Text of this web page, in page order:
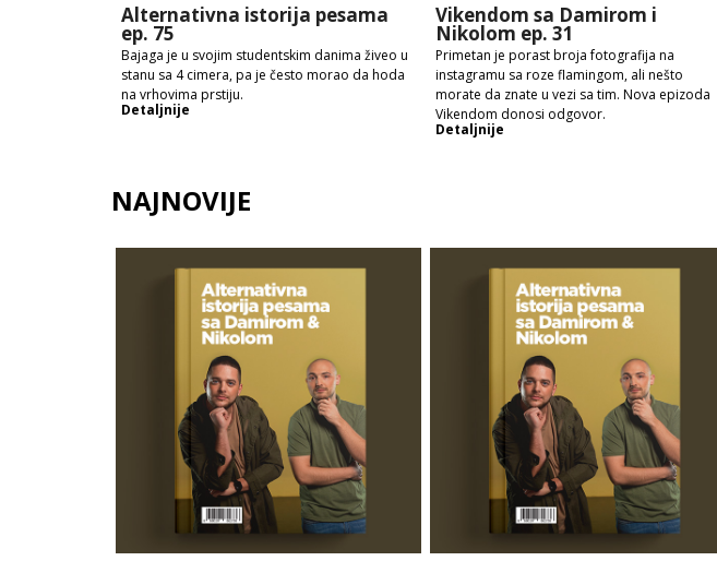
Alternativna istorija pesama
ep. 75
Bajaga je u svojim studentskim danima živeo u
stanu sa 4 cimera, pa je često morao da hoda
na vrhovima prstiju.
Detaljnije
Vikendom sa Damirom i
Nikolom ep. 31
Primetan je porast broja fotografija na
instagramu sa roze flamingom, ali nešto
morate da znate u vezi sa tim. Nova epizoda
Vikendom donosi odgovor.
Detaljnije
NAJNOVIJE